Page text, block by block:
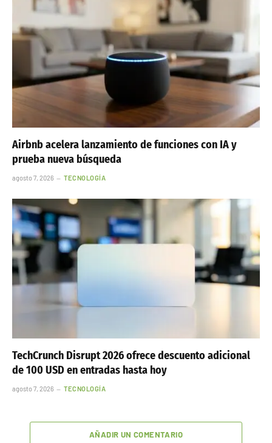
Airbnb acelera lanzamiento de funciones con IA y
prueba nueva búsqueda
agosto 7, 2026 TECNOLOGÍA
TechCrunch Disrupt 2026 ofrece descuento adicional
de 100 USD en entradas hasta hoy
agosto 7, 2026 TECNOLOGÍA
AÑADIR UN COMENTARIO